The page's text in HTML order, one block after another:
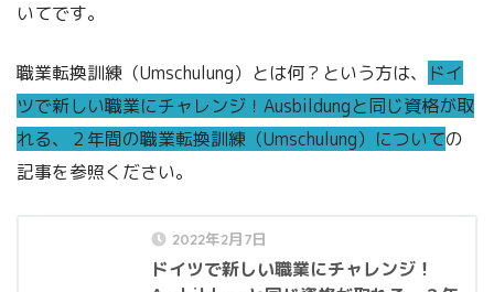
いてです。
職業転換訓練（Umschulung）とは何？という方は、
ドイ
ツで新しい職業にチャレンジ！Ausbildungと同じ資格が取
れる、２年間の職業転換訓練（Umschulung）についての
記事を参照ください。
2022年2月7日
ドイツで新しい職業にチャレンジ！